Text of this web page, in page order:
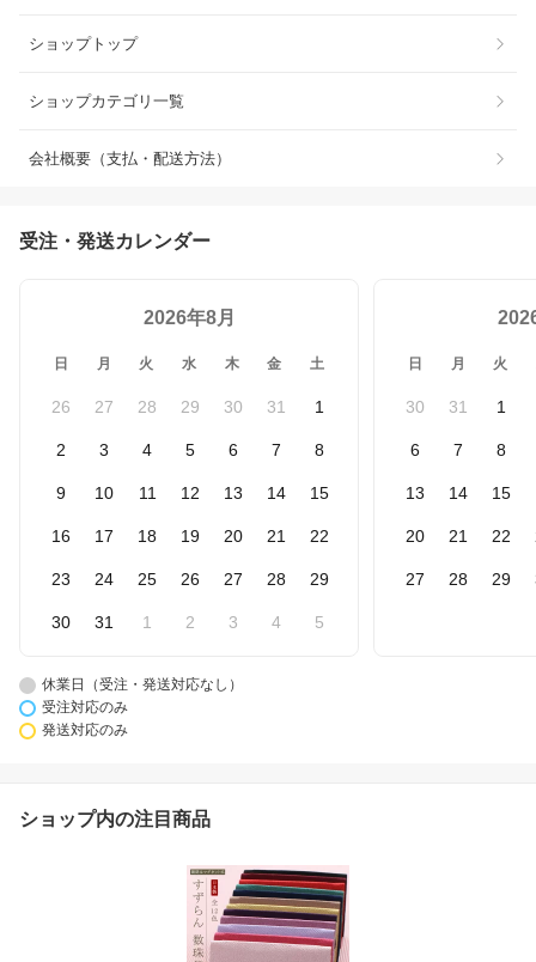
ショップトップ
ショップカテゴリ一覧
会社概要（支払・配送方法）
受注・発送カレンダー
2026年8月
日 月 火 水 木 金 土
26 27 28 29 30 31 1
2 3 4 5 6 7 8
9 10 11 12 13 14 15
16 17 18 19 20 21 22
23 24 25 26 27 28 29
30 31 1 2 3 4 5
日 月 火
30 31 1
6 7 8
13 14 15
20 21 22
27 28 29
休業日（受注・発送対応なし）
受注対応のみ
発送対応のみ
ショップ内の注目商品